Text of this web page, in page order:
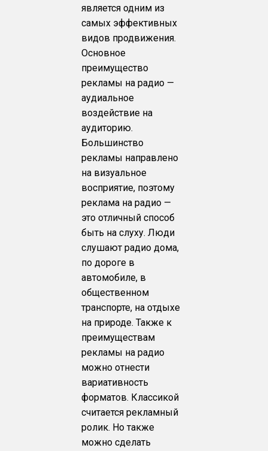
является одним из
самых эффективных
видов продвижения.
Основное
преимущество
рекламы на радио —
аудиальное
воздействие на
аудиторию.
Большинство
рекламы направлено
на визуальное
восприятие, поэтому
реклама на радио —
это отличный способ
быть на слуху. Люди
слушают радио дома,
по дороге в
автомобиле, в
общественном
транспорте, на отдыхе
на природе. Также к
преимуществам
рекламы на радио
можно отнести
вариативность
форматов. Классикой
считается рекламный
ролик. Но также
можно сделать